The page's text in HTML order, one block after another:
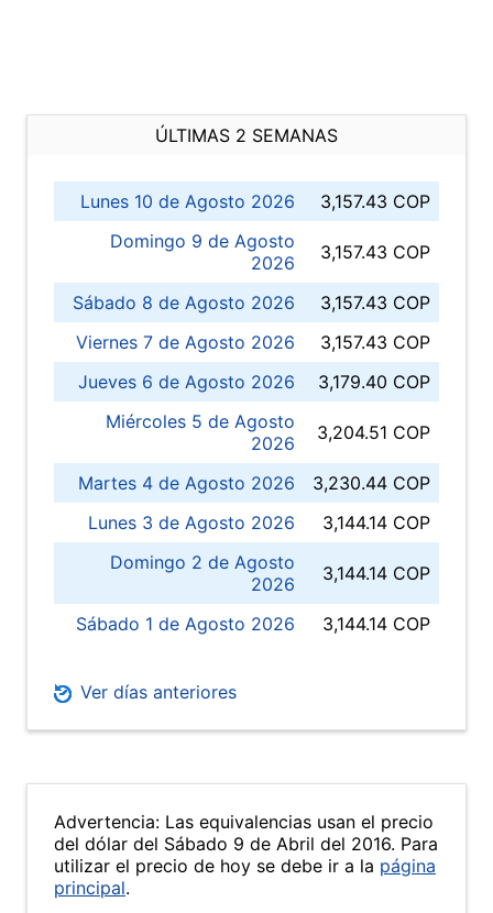
ÚLTIMAS 2 SEMANAS
Lunes 10 de Agosto 2026
3,157.43 COP
Domingo 9 de Agosto
2026
3,157.43 COP
Sábado 8 de Agosto 2026
3,157.43 COP
Viernes 7 de Agosto 2026
3,157.43 COP
Jueves 6 de Agosto 2026
3,179.40 COP
Miércoles 5 de Agosto
2026
3,204.51 COP
Martes 4 de Agosto 2026
3,230.44 COP
Lunes 3 de Agosto 2026
3,144.14 COP
Domingo 2 de Agosto
2026
3,144.14 COP
Sábado 1 de Agosto 2026 3,144.14 COP
Ver días anteriores
Advertencia: Las equivalencias usan el precio
del dólar del Sábado 9 de Abril del 2016. Para
utilizar el precio de hoy se debe ir a la página
principal.